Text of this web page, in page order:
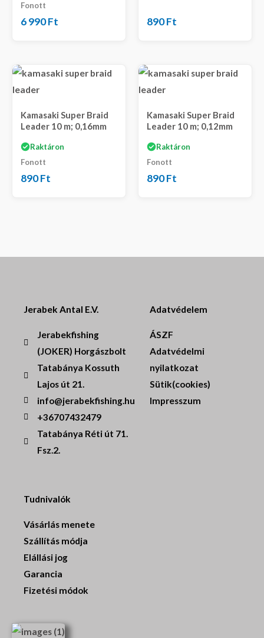
Fonott
6 990Ft 890Ft
Kamasaki Super Braid
Leader 10 m; 0,16mm
Raktáron
Fonott
890Ft
Kamasaki Super Braid
Leader 10 m; 0,12mm
Raktáron
Fonott
890Ft
Jerabek Antal E.V.
Jerabekfishing
(JOKER) Horgászbolt
Tatabánya Kossuth
Lajos út 21.
info@jerabekfishing.hu
+36707432479
Tatabánya Réti út 71.
Fsz.2.
Adatvédelem
ÁSZF
Adatvédelmi
nyilatkozat
Sütik(cookies)
Impresszum
Tudnivalók
Vásárlás menete
Szállítás módja
Elállási jog
Garancia
Fizetési módok